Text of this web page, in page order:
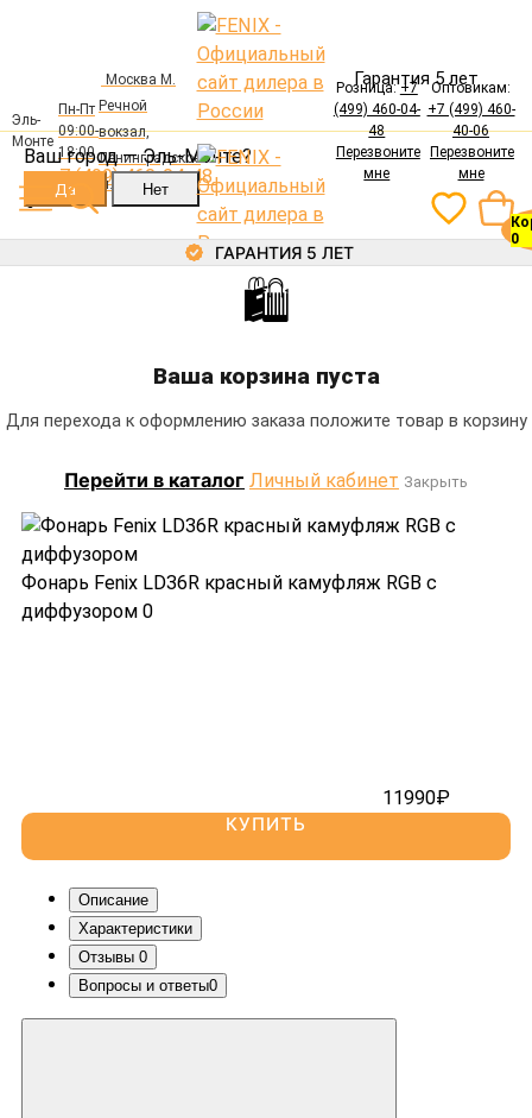
+7 (499) 460-04-48
0
Каталог
Аккумуляторы
Зарядные устройства
Крепления
Выносные кнопки
Аксессуары
Эль-
Монте
Ваш город —Эль-Монте?
Пн-Пт
09:00-
18:00
Москва М.
Речной
вокзал,
Ленинградское
ш., 94, корп. 1
в России Гарантия 5 лет
Оптовикам:
+7 (499) 460-
40-06
Перезвоните
мне
Розница:+7
(499) 460-04-
48
Перезвоните
мне
Аккумуляторы
Зарядные устройства
Выносные кнопки
Аксессуары
Оптовикам и Юр. лицам
Доставка
Гарантия
Отзывы
ГАРАНТИЯ 5 ЛЕТ
🛍
Ваша корзина пуста
Для перехода к оформлению заказа положите товар в корзину
Перейти в каталог Личный кабинет Закрыть
Авторизация
Электронная почта
Главная
Фонари
диффузором
Фонарь Fenix LD36R красный камуфляж RGB с
диффузором 0
11990₽
КУПИТЬ
Описание
Характеристики
Отзывы 0
Вопросы и ответы0